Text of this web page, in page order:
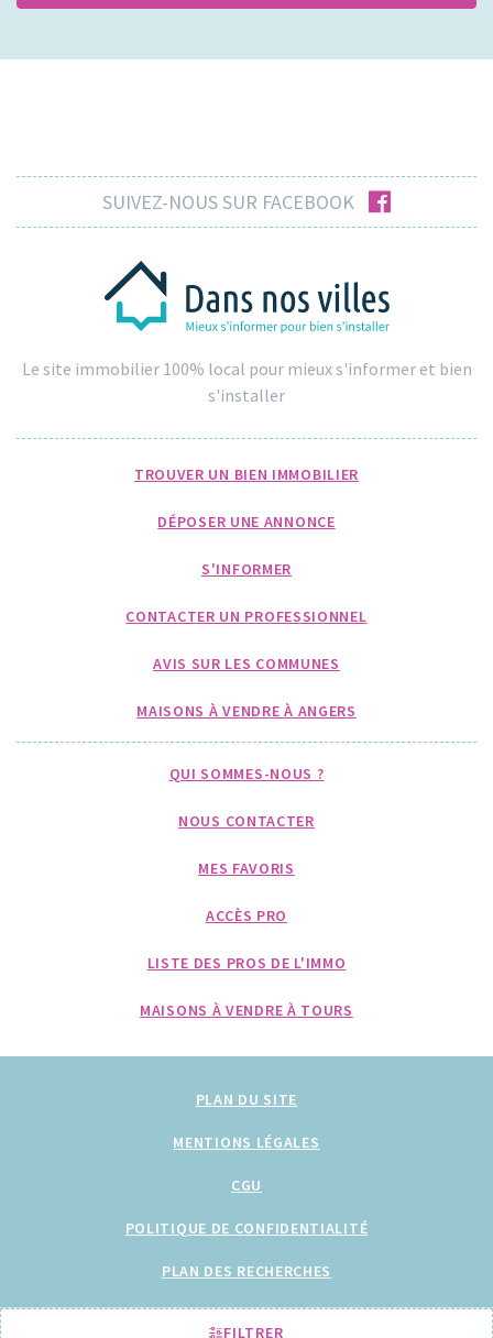
FILTRER
SUIVEZ-NOUS SUR FACEBOOK facebook
Le site immobilier 100% local pour mieux s'informer et bien
s'installer
TROUVER UN BIEN IMMOBILIER
DÉPOSER UNE ANNONCE
S'INFORMER
CONTACTER UN PROFESSIONNEL
AVIS SUR LES COMMUNES
MAISONS À VENDRE À ANGERS
QUI SOMMES-NOUS ?
NOUS CONTACTER
MES FAVORIS
ACCÈS PRO
LISTE DES PROS DE L'IMMO
MAISONS À VENDRE À TOURS
PLAN DU SITE
MENTIONS LÉGALES
CGU
POLITIQUE DE CONFIDENTIALITÉ
PLAN DES RECHERCHES
TOUS NOS ARTICLES